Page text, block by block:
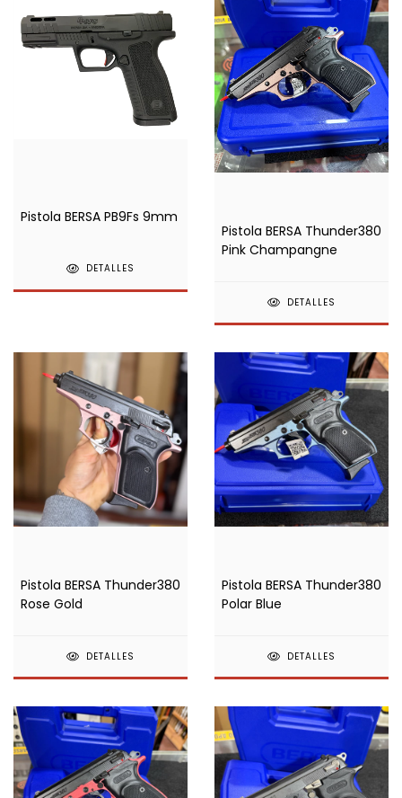
Pistola BERSA PB9Fs 9mm
DETALLES
Pistola BERSA Thunder380
Pink Champangne
DETALLES
Pistola BERSA Thunder380
Rose Gold
DETALLES
Pistola BERSA Thunder380
Polar Blue
DETALLES